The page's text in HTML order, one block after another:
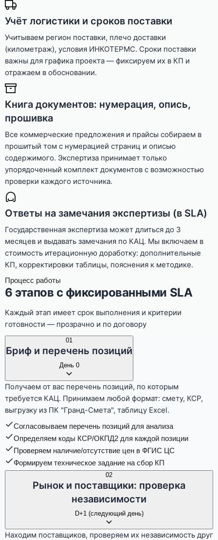
Учёт логистики и сроков поставки
Учитываем регион поставки, плечо доставки
(километраж), условия ИНКОТЕРМС. Сроки поставки
важны для графика проекта — фиксируем их в КП и
отражаем в обосновании.
Книга документов: нумерация, опись,
прошивка
Все коммерческие предложения и прайсы собираем в
прошитый том с нумерацией страниц и описью
содержимого. Экспертиза принимает только
упорядоченный комплект документов с возможностью
проверки каждого источника.
Ответы на замечания экспертизы (в SLA)
Государственная экспертиза может длиться до 3
месяцев и выдавать замечания по КАЦ. Мы включаем в
стоимость итерационную доработку: дополнительные
КП, корректировки таблицы, пояснения к методике.
Процесс работы
6 этапов с фиксированными SLA
Каждый этап имеет срок выполнения и критерии
готовности — прозрачно и по договору
01
Бриф и перечень позиций
День 0
Получаем от вас перечень позиций, по которым
требуется КАЦ. Принимаем любой формат: смету, КСР,
выгрузку из ПК "Гранд-Смета", таблицу Excel.
Согласовываем перечень позиций для анализа
Определяем коды КСР/ОКПД2 для каждой позиции
Проверяем наличие/отсутствие цен в ФГИС ЦС
Формируем техническое задание на сбор КП
02
Рынок и поставщики: проверка
независимости
D+1 (следующий день)
Находим поставщиков, проверяем их независимость друг